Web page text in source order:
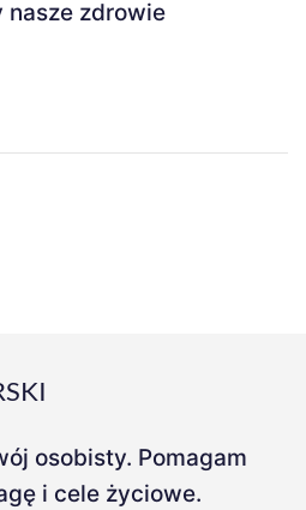
nasze zdrowie
osobisty. Pomagam
i cele życiowe.